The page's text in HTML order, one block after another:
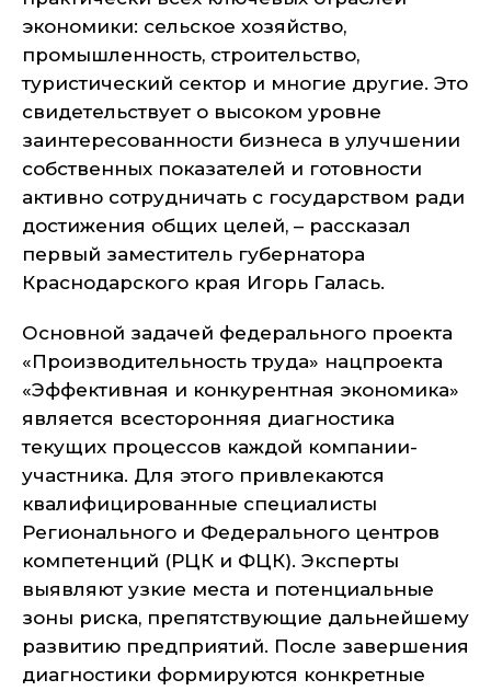
экономики: сельское хозяйство,
промышленность, строительство,
туристический сектор и многие другие. Это
свидетельствует о высоком уровне
заинтересованности бизнеса в улучшении
собственных показателей и готовности
активно сотрудничать с государством ради
достижения общих целей, – рассказал
первый заместитель губернатора
Краснодарского края Игорь Галась.
Основной задачей федерального проекта
«Производительность труда» нацпроекта
«Эффективная и конкурентная экономика»
является всесторонняя диагностика
текущих процессов каждой компании-
участника. Для этого привлекаются
квалифицированные специалисты
Регионального и Федерального центров
компетенций (РЦК и ФЦК). Эксперты
выявляют узкие места и потенциальные
зоны риска, препятствующие дальнейшему
развитию предприятий. После завершения
диагностики формируются конкретные